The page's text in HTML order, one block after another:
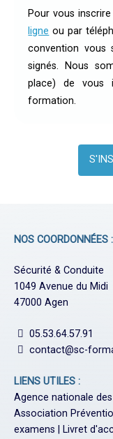
Pour vous
ligne ou par
convention vous
signés. Nous
place) de vous
formation.
NOS COORDONNÉES :
Sécurité & Conduite
1049 Avenue du Midi
47000 Agen
05.53.64.57.91
contact@sc-
LIENS UTILES :
Agence nationale
Association
examens
Livret